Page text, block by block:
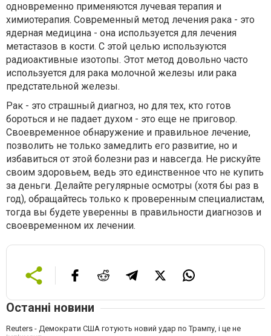
одновременно применяются лучевая терапия и
химиотерапия. Современный метод лечения рака - это
ядерная медицина - она используется для лечения
метастазов в кости. С этой целью используются
радиоактивные изотопы. Этот метод довольно часто
используется для рака молочной железы или рака
предстательной железы.
Рак - это страшный диагноз, но для тех, кто готов
бороться и не падает духом - это еще не приговор.
Своевременное обнаружение и правильное лечение,
позволить не только замедлить его развитие, но и
избавиться от этой болезни раз и навсегда. Не рискуйте
своим здоровьем, ведь это единственное что не купить
за деньги. Делайте регулярные осмотры (хотя бы раз в
год), обращайтесь только к проверенным специалистам,
тогда вы будете уверенны в правильности диагнозов и
своевременном их лечении.
Останні новини
Reuters - Демократи США готують новий удар по Трампу, і це не